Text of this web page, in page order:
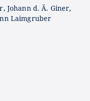
Johann d. Ä. Giner,
Laimgruber